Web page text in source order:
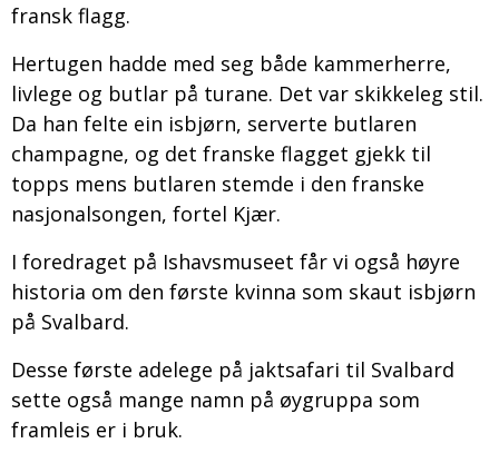
fransk flagg.
Hertugen hadde med seg både kammerherre,
livlege og butlar på turane. Det var skikkeleg stil.
Da han felte ein isbjørn, serverte butlaren
champagne, og det franske flagget gjekk til
topps mens butlaren stemde i den franske
nasjonalsongen, fortel Kjær.
I foredraget på Ishavsmuseet får vi også høyre
historia om den første kvinna som skaut isbjørn
på Svalbard.
Desse første adelege på jaktsafari til Svalbard
sette også mange namn på øygruppa som
framleis er i bruk.